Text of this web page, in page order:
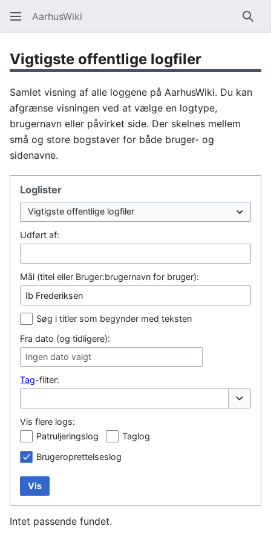
AarhusWiki Søg
Vigtigste offentlige logfiler
Samlet visning af alle loggene på AarhusWiki. Du kan
afgrænse visningen ved at vælge en logtype,
brugernavn eller påvirket side. Der skelnes mellem
små og store bogstaver for både bruger- og
sidenavne.
Loglister
Udført af:
Mål (titel eller Bruger:brugernavn for bruger):
Søg i titler som begynder med teksten
Fra dato (og tidligere):
Ingen dato valgt
Tag-filter:
Vis flere logs:
Patruljeringslog
Taglog
Brugeroprettelseslog
Vis
Intet passende fundet.